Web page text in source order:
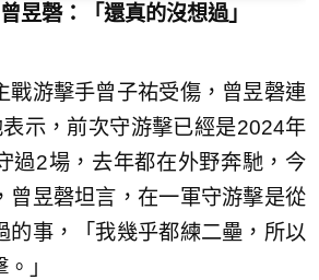
磬：「還真的沒想過」
戰游擊手曾子祐受傷，曾昱磬連
示，前次守游擊已經是2024年
過2場，去年都在外野奔馳，今
曾昱磬坦言，在一軍守游擊是從
的事，「我幾乎都練二壘，所以
」